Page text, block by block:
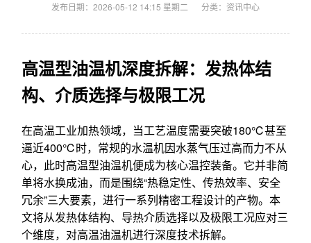
发布日期：2026-05-12 14:15 星期二 分类： 资讯中心
高温型油温机深度拆解：发热体结
构、介质选择与极限工况
在高温工业加热领域，当工艺温度需要突破180℃甚至
逼近400℃时，常规的水温机因水蒸气压过高而力不从
心，此时高温型油温机便成为核心温控装备。它并非简
单将水换成油，而是围绕“热稳定性、传热效率、安全
冗余”三大要素，进行一系列精密工程设计的产物。本
文将从发热体结构、导热介质选择以及极限工况应对三
个维度，对高温油温机进行深度技术拆解。